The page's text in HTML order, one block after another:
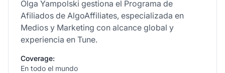
Olga Yampolski gestiona el Programa de
Afiliados de AlgoAffiliates, especializada en
Medios y Marketing con alcance global y
experiencia en Tune.
Coverage:
En todo el mundo